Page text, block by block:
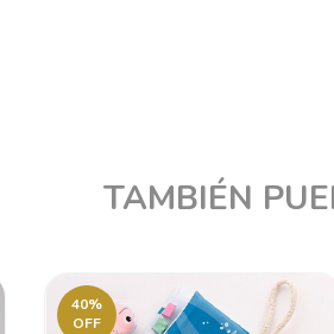
TAMBIÉN
40%
OFF